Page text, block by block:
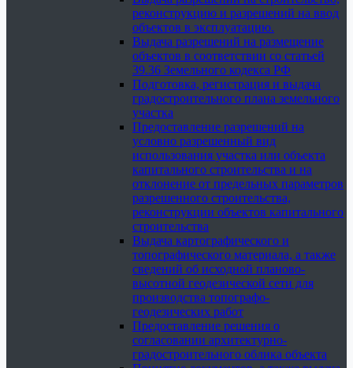
реконструкцию и разрешений на ввод
объектов в эксплуатацию.
Выдача разрешений на размещение
объектов в соответствии со статьей
39.36 Земельного кодекса РФ
Подготовка, регистрация и выдача
градостроительного плана земельного
участка
Предоставление разрешений на
условно разрешенный вид
использования участка или объекта
капитального строительства и на
отклонение от предельных параметров
разрешенного строительства,
реконструкции объектов капитального
строительства
Выдача картографического и
топографического материала, а также
сведений об исходной планово-
высотной геодезической сети для
производства топографо-
геодезических работ
Предоставление решения о
согласовании архитектурно-
градостроительного облика объекта